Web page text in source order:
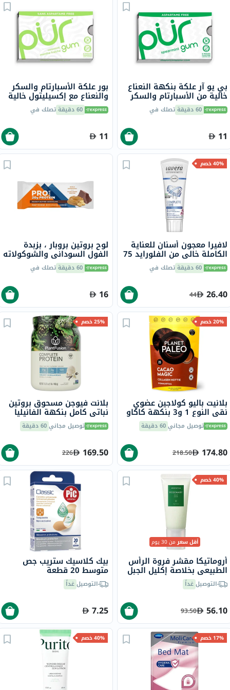
بي يو آر علكة بنكهة النعناع
خالية من الأسبارتام والسكر
مع إكسيليتول، 9 قطع
60 دقيقة تصلك في
11
بور علكة الأسبارتام والسكر
والنعناع مع إكسيليتول خالية
من السكر 9 قطع
60 دقيقة تصلك في
11
40% خصم
لافيرا معجون أسنان للعناية
الكاملة خالي من الفلورايد 75
مل 60 دقيقة تصلك في
26.40
44
لوح بروتين بروبار ، بزبدة
الفول السوداني والشوكولاته
70 جرام 60 دقيقة تصلك في
16
20% خصم
بلانيت باليو كولاجين عضوي
نقي النوع 1 و3 بنكهة كاكاو
ماجيك 264 جرامتوصيل مجاني60 دقيقة
174.80
218.50
25% خصم
بلانت فيوجن مسحوق بروتين
نباتي كامل بنكهة الفانيليا
الكريمية، 1 رطلتوصيل مجاني60 دقيقة
169.50
226
40% خصم
أقل سعرمن 30 يوم
أروماتيكا مقشر فروة الرأس
الطبيعي بخلاصة إكليل الجبل
مع حمض بيتا هيدروكسي
165 جرامالتوصيلغداً
56.10
93.50
بيك كلاسيك ستريب جص
متوسط 20 قطعة
التوصيلغداً
7.25
17% خصم 40% خصم